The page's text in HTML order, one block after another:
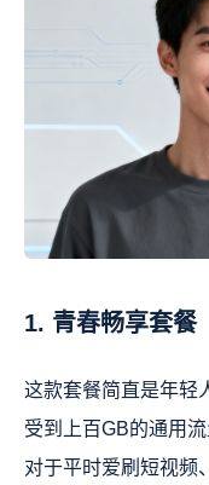
1. 青春畅享套餐
这款套餐简直是年轻
受到上百GB的通用
对于平时爱刷短视频